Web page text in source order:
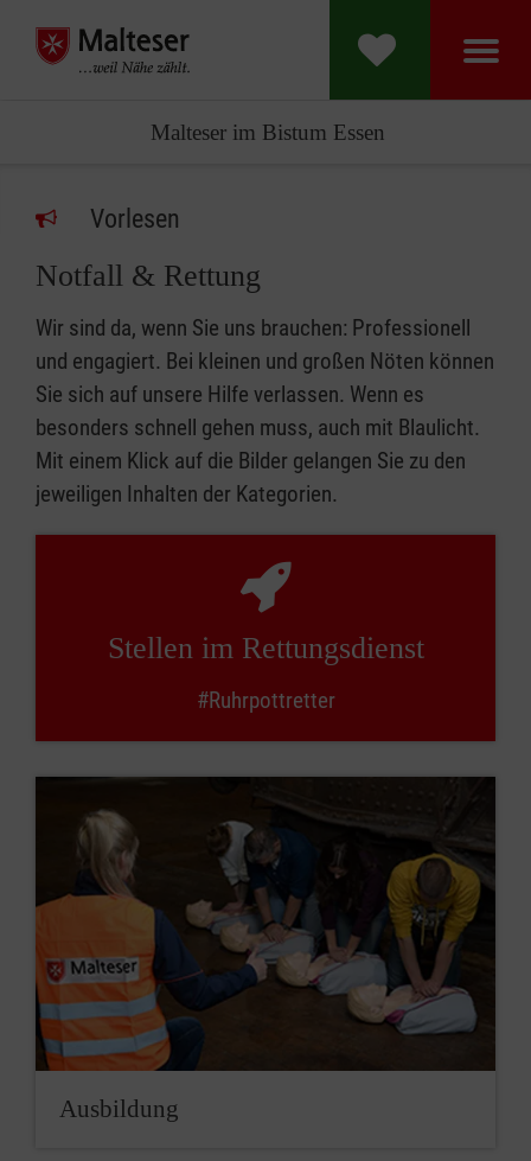
Malteser im Bistum Essen
Vorlesen
Notfall & Rettung
Wir sind da, wenn Sie uns brauchen: Professionell
und engagiert. Bei kleinen und großen Nöten können
Sie sich auf unsere Hilfe verlassen. Wenn es
besonders schnell gehen muss, auch mit Blaulicht.
Mit einem Klick auf die Bilder gelangen Sie zu den
jeweiligen Inhalten der Kategorien.
Stellen im Rettungs­dienst
#Ruhrpottretter
Ausbildung